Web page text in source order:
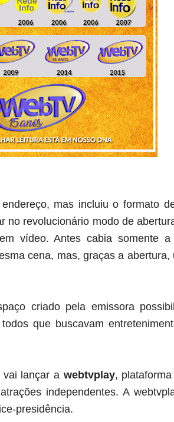
mas incluiu o formato
no revolucionário modo de
vídeo. Antes cabia somente
cena, mas, graças a abertura,
criado pela emissora
que buscavam
vai lançar a webtvplay,
independentes. A
presidência.